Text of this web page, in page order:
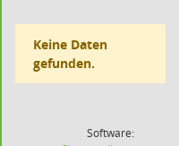
Keine Daten
gefunden.
Software: